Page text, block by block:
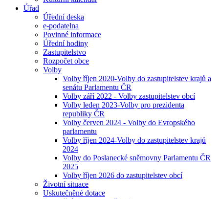
Úřad
Úřední deska
e-podatelna
Povinné informace
Úřední hodiny
Zastupitelstvo
Rozpočet obce
Volby
Volby říjen 2020-Volby do zastupitelstev krajů a
senátu Parlamentu ČR
Volby září 2022 - Volby zastupitelstev obcí
Volby leden 2023-Volby pro prezidenta
republiky ČR
Volby červen 2024 - Volby do Evropského
parlamentu
Volby říjen 2024-Volby do zastupitelstev krajů
2024
Volby do Poslanecké sněmovny Parlamentu ČR
2025
Volby říjen 2026 do zastupitelstev obcí
Životní situace
Uskutečněné dotace